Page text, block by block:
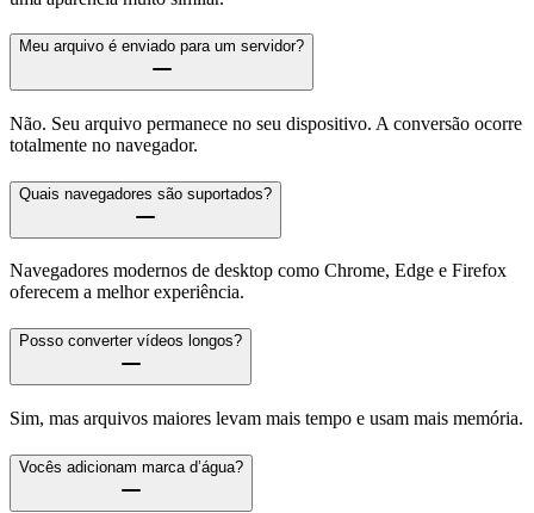
Meu arquivo é enviado para um servidor?
Não. Seu arquivo permanece no seu dispositivo. A conversão ocorre
totalmente no navegador.
Quais navegadores são suportados?
Navegadores modernos de desktop como Chrome, Edge e Firefox
oferecem a melhor experiência.
Posso converter vídeos longos?
Sim, mas arquivos maiores levam mais tempo e usam mais memória.
Vocês adicionam marca d’água?